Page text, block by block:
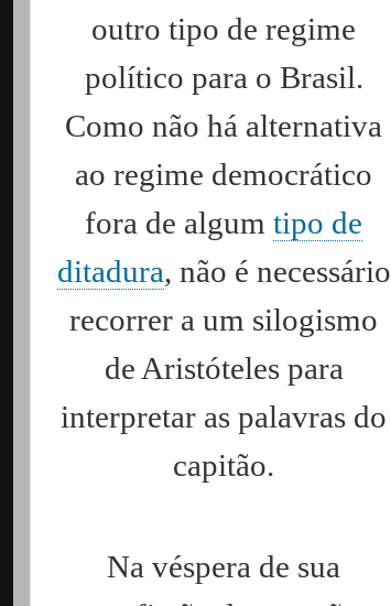
outro tipo de regime
político para o Brasil.
Como não há alternativa
ao regime democrático
fora de algumtipo de
ditadura, não é necessário
recorrer a um silogismo
de Aristóteles para
interpretar as palavras do
capitão.
Na véspera de sua